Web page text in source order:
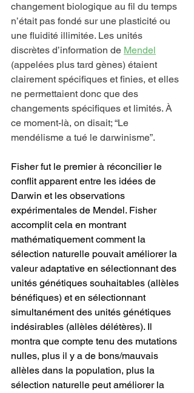
changement biologique au fil du temps
n’était pas fondé sur une plasticité ou
une fluidité illimitée. Les unités
discrètes d’information de Mendel
(appelées plus tard gènes) étaient
clairement spécifiques et finies, et elles
ne permettaient donc que des
changements spécifiques et limités. À
ce moment-là, on disait; “Le
mendélisme a tué le darwinisme”.
Fisher fut le premier à réconcilier le
conflit apparent entre les idées de
Darwin et les observations
expérimentales de Mendel. Fisher
accomplit cela en montrant
mathématiquement comment la
sélection naturelle pouvait améliorer la
valeur adaptative en sélectionnant des
unités génétiques souhaitables (allèles
bénéfiques) et en sélectionnant
simultanément des unités génétiques
indésirables (allèles délétères). Il
montra que compte tenu des mutations
nulles, plus il y a de bons/mauvais
allèles dans la population, plus la
sélection naturelle peut améliorer la